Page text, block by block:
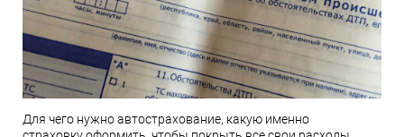
Для чего нужно автострахование, какую именно